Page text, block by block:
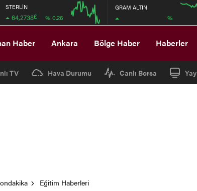
STERLİN
64,2738£ % 0.26
GRAM ALTIN
%
Haber Ankara Bölge Haber Haberler
TV Hava Durumu Canlı Borsa
Eğitim Haberleri